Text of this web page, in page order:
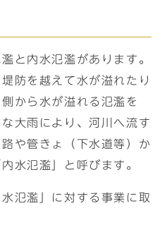
と内水氾濫があります。
防を越えて水が溢れたり
から水が溢れる氾濫を
大雨により、河川へ流す
や管きょ（下水道等）か
水氾濫」と呼びます。
氾濫」に対する事業に取